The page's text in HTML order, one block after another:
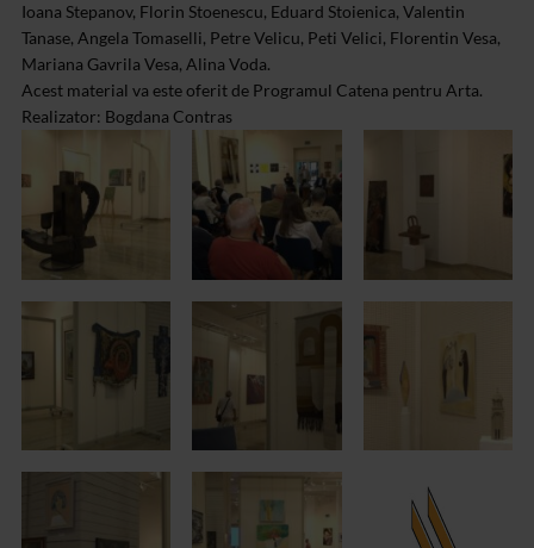
Ioana Stepanov, Florin Stoenescu, Eduard Stoienica, Valentin
Tanase, Angela Tomaselli, Petre Velicu, Peti Velici, Florentin Vesa,
Mariana Gavrila Vesa, Alina Voda.
Acest material va este oferit de Programul Catena pentru Arta.
Realizator: Bogdana Contras